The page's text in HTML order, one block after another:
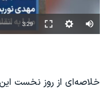
3:29
خلاصه‌ای از روز نخست